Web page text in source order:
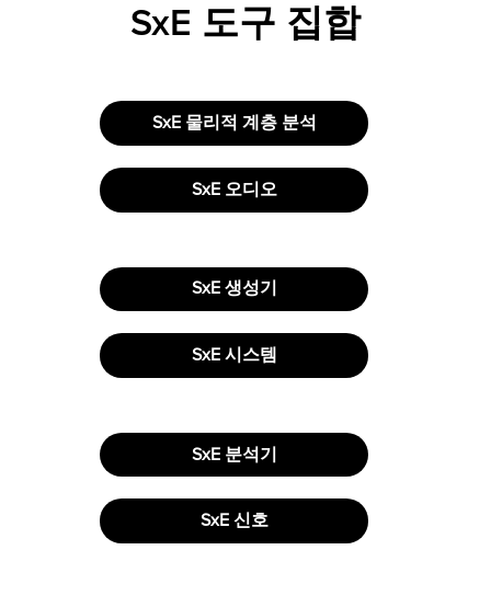
SxE 도구 집합
SxE 물리적 계층 분석
SxE 오디오
SxE 생성기
SxE 시스템
SxE 분석기
SxE 신호